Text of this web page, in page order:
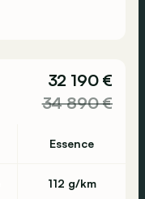
32 190 €
34 890 €
Essence
112 g/km